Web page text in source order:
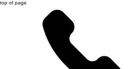
top of page